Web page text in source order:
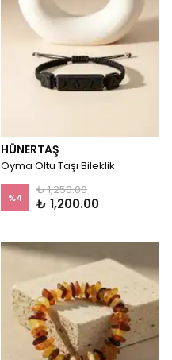
HÜNERTAŞ
Oyma Oltu Taşı Bileklik
%4
₺ 1,250.00
₺ 1,200.00